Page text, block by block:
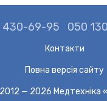
430-69-95 050
Контакти
Повна версія сайту
— 2026 Медтехніка